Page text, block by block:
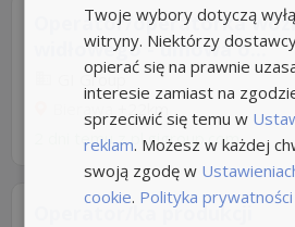
Operator/operatorka
widłowego - umowa o...
GI Group
+22km
2 dni temu zpl.gigroup.com
Operator/ka produkcji
Twoje wybory dotyczą
witryny. Niektórzy
opierać się na prawnie
interesie zamiast na
sprzeciwić się temu w
reklam. Możesz w każdej
swoją zgodę w
cookie. Polityka prywatności